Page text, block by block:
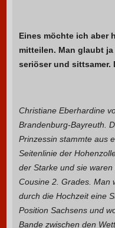
Eines möchte ich aber
mitteilen. Man glaubt ja
seriöser und sittsamer.
Christiane Eberhardine
Brandenburg-Bayreuth.
Prinzessin stammte aus
Seitenlinie der
der Starke und sie waren
Cousine 2. Grades. Man
durch die Hochzeit eine
Position Sachsens und
Bande zwischen den